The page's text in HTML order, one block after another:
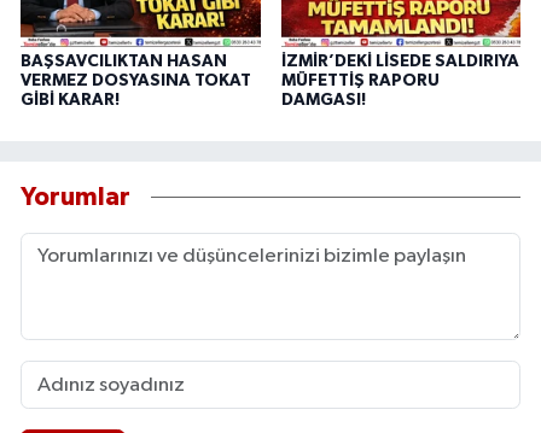
BAŞSAVCILIKTAN HASAN
VERMEZ DOSYASINA TOKAT
GİBİ KARAR!
İZMİR’DEKİ LİSEDE SALDIRIYA
MÜFETTİŞ RAPORU
DAMGASI!
Yorumlar